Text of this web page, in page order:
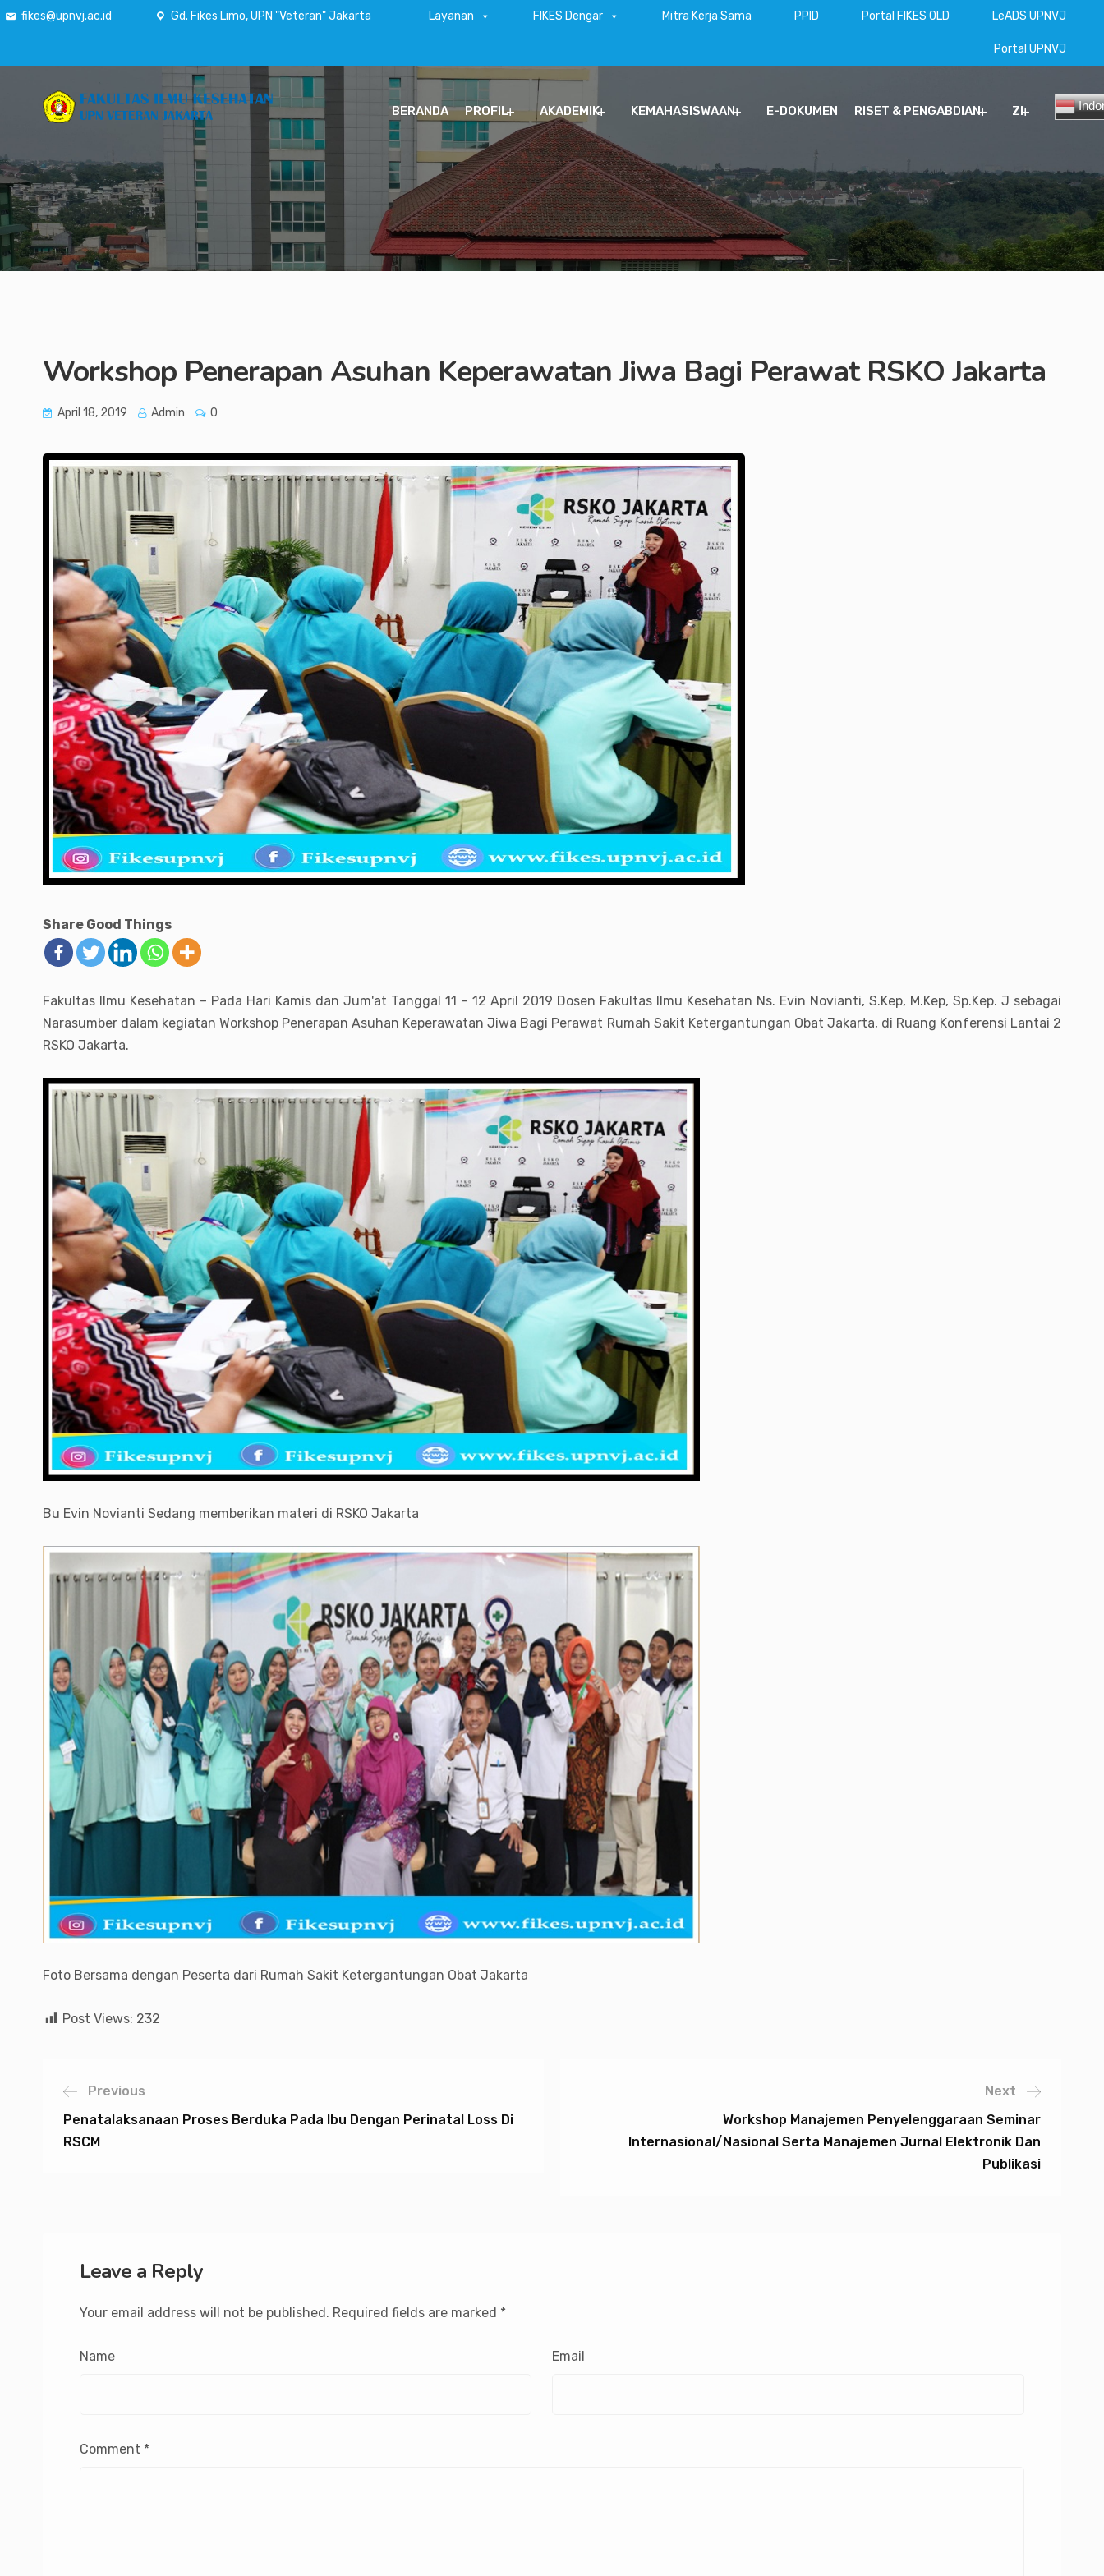
fikes@upnvj.ac.id Gd. Fikes Limo, UPN "Veteran" Jakarta Layanan FIKES Dengar Mitra Kerja Sama PPID Portal FIKES OLD LeADS UPNVJ
Portal UPNVJ
BERANDA PROFIL AKADEMIK KEMAHASISWAAN E-DOKUMEN RISET & PENGABDIAN ZI
Workshop Penerapan Asuhan Keperawatan Jiwa Bagi Perawat RSKO Jakarta
April 18, 2019 Admin 0
Share Good Things
Fakultas Ilmu Kesehatan – Pada Hari Kamis dan Jum'at Tanggal 11 – 12 April 2019 Dosen Fakultas Ilmu Kesehatan Ns. Evin Novianti, S.Kep, M.Kep, Sp.Kep. J sebagai
Narasumber dalam kegiatan Workshop Penerapan Asuhan Keperawatan Jiwa Bagi Perawat Rumah Sakit Ketergantungan Obat Jakarta, di Ruang Konferensi Lantai 2
RSKO Jakarta.
Bu Evin Novianti Sedang memberikan materi di RSKO Jakarta
Foto Bersama dengan Peserta dari Rumah Sakit Ketergantungan Obat Jakarta
Post Views: 232
Previous
Penatalaksanaan Proses Berduka Pada Ibu Dengan Perinatal Loss Di
RSCM
Next
Workshop Manajemen Penyelenggaraan Seminar
Internasional/Nasional Serta Manajemen Jurnal Elektronik Dan
Publikasi
Leave a Reply
Your email address will not be published. Required fields are marked *
Name Email
Comment *